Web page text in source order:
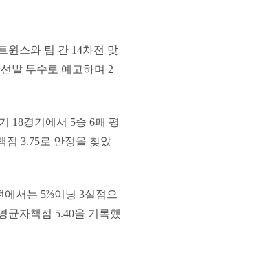
윈스와 팀 간 14차전 맞
발 투수로 예고하며 2
18경기에서 5승 6패 평
점 3.75로 안정을 찾았
에서는 5⅔이닝 3실점으
균자책점 5.40을 기록했